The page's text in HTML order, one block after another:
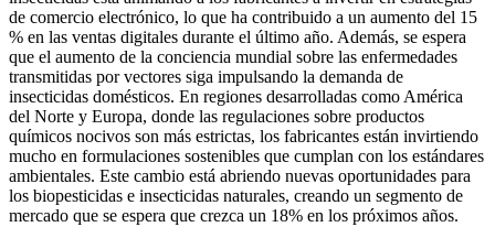
de comercio electrónico, lo que ha contribuido a un aumento del 15
% en las ventas digitales durante el último año. Además, se espera
que el aumento de la conciencia mundial sobre las enfermedades
transmitidas por vectores siga impulsando la demanda de
insecticidas domésticos. En regiones desarrolladas como América
del Norte y Europa, donde las regulaciones sobre productos
químicos nocivos son más estrictas, los fabricantes están invirtiendo
mucho en formulaciones sostenibles que cumplan con los estándares
ambientales. Este cambio está abriendo nuevas oportunidades para
los biopesticidas e insecticidas naturales, creando un segmento de
mercado que se espera que crezca un 18% en los próximos años.